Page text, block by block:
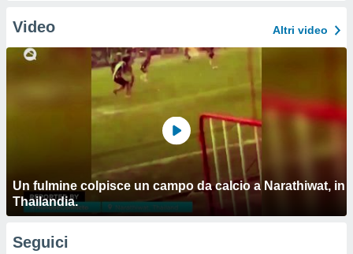
Video Altri video
Un fulmine colpisce un campo da calcio a Narathiwat, in
Thailandia.
Seguici